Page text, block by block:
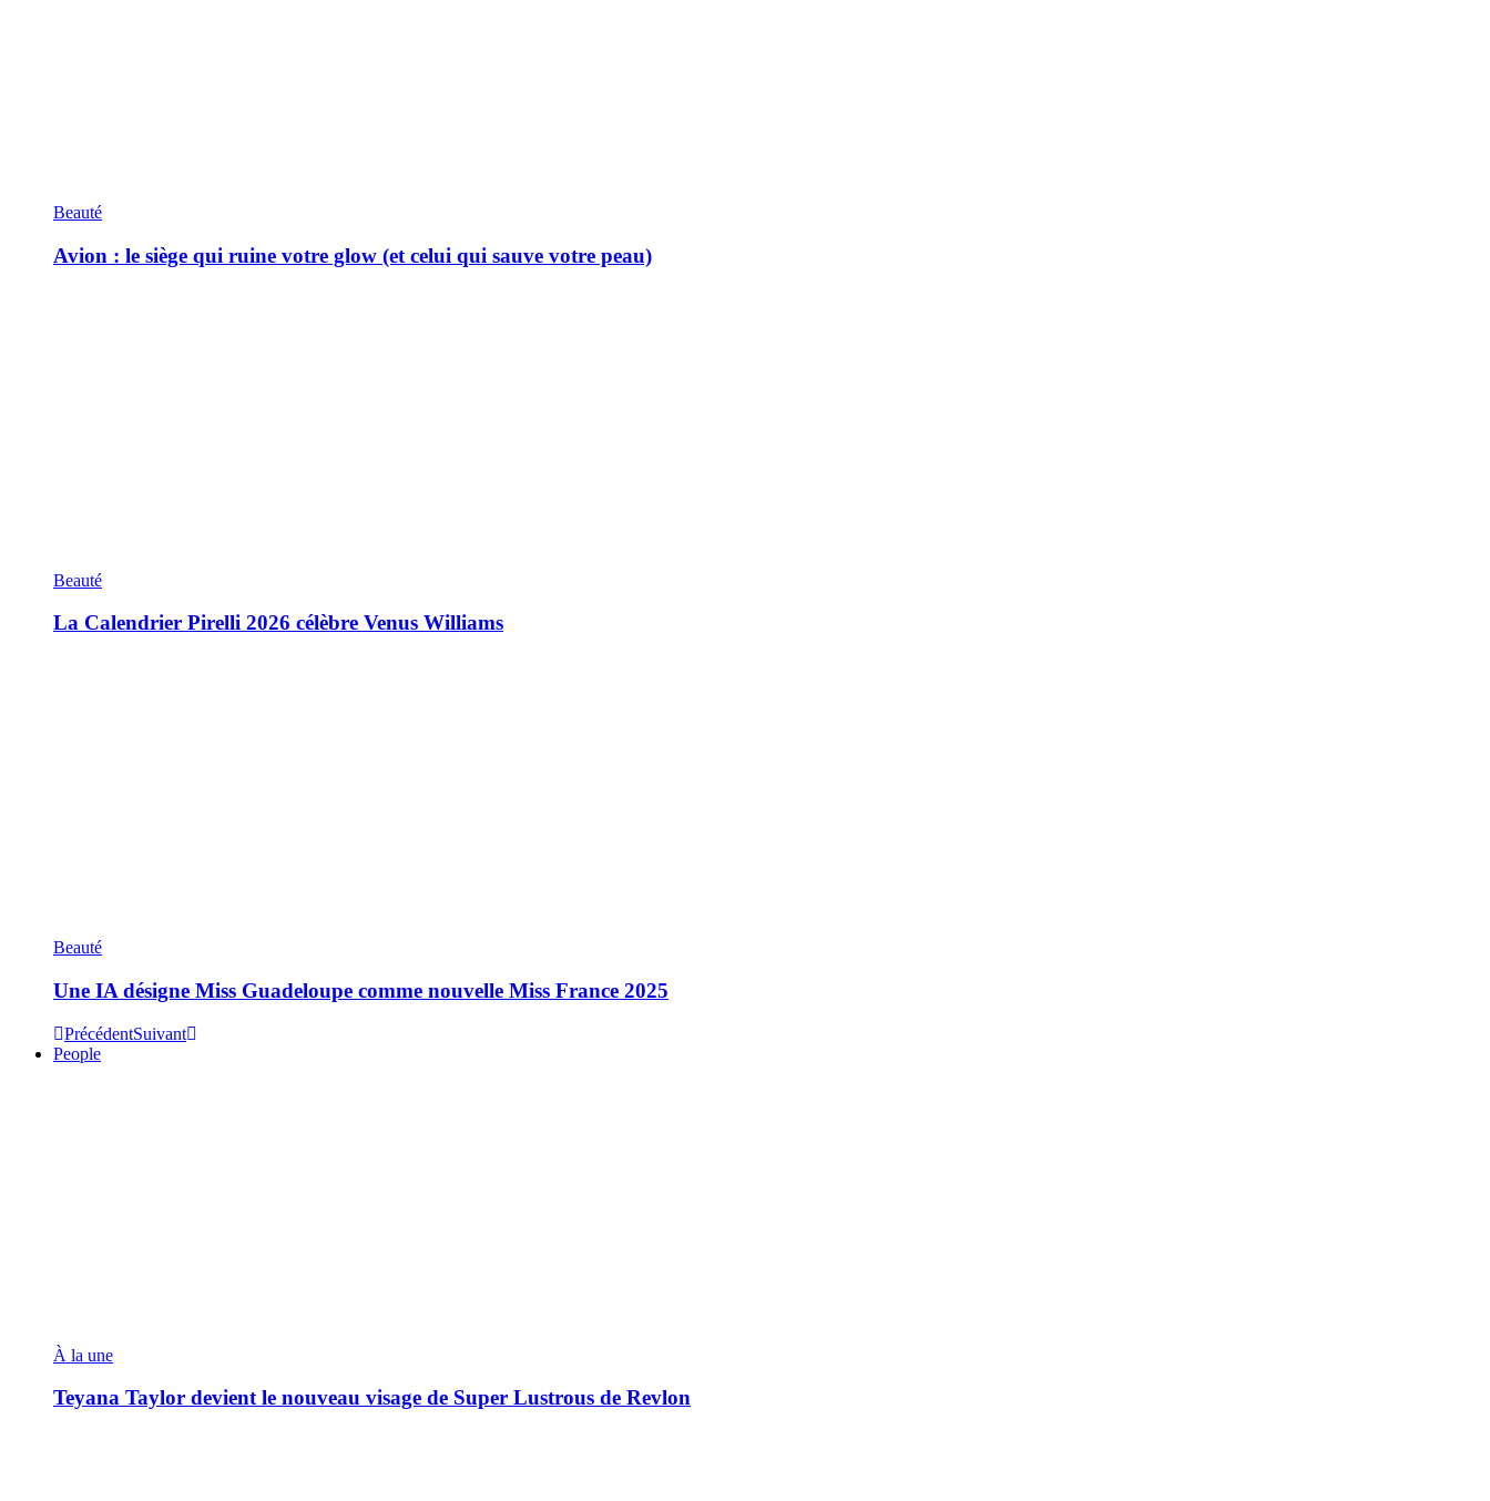
Beauté
Avion : le siège qui ruine votre glow (et celui qui sauve votre peau)
Beauté
La Calendrier Pirelli 2026 célèbre Venus Williams
Beauté
Une IA désigne Miss Guadeloupe comme nouvelle Miss France 2025
PrécédentSuivant
People
À la une
Teyana Taylor devient le nouveau visage de Super Lustrous de Revlon